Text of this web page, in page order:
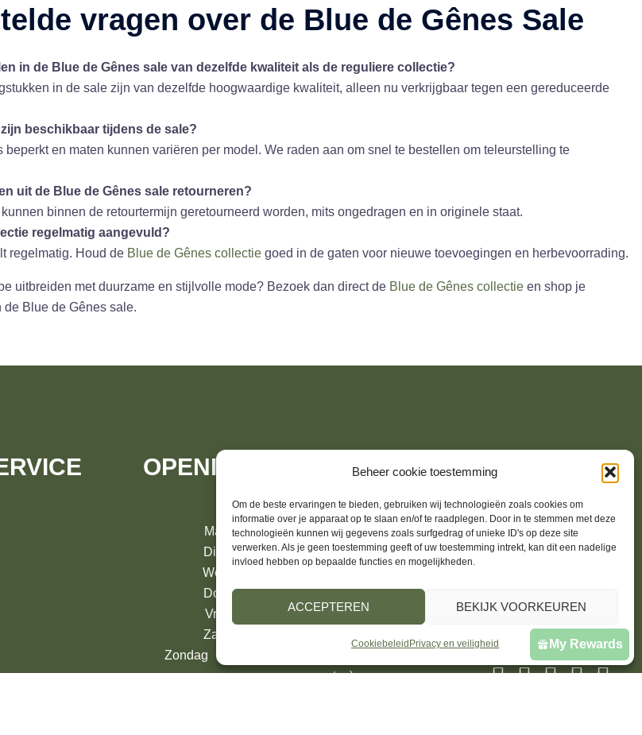
Beheer cookie toestemming
Om de beste ervaringen te bieden, gebruiken wij technologieën zoals cookies om
informatie over je apparaat op te slaan en/of te raadplegen. Door in te stemmen met deze
technologieën kunnen wij gegevens zoals surfgedrag of unieke ID's op deze site
verwerken. Als je geen toestemming geeft of uw toestemming intrekt, kan dit een nadelige
invloed hebben op bepaalde functies en mogelijkheden.
ACCEPTEREN BEKIJK VOORKEUREN
Cookiebeleid Privacy en veiligheid
vragen over de Blue de Gênes Sale
in de Blue de Gênes sale van dezelfde kwaliteit als de reguliere collectie?
in de sale zijn van dezelfde hoogwaardige kwaliteit, alleen nu verkrijgbaar tegen een gereduceerde
beschikbaar tijdens de sale?
beperkt en maten kunnen variëren per model. We raden aan om snel te bestellen om teleurstelling te
uit de Blue de Gênes sale retourneren?
binnen de retourtermijn geretourneerd worden, mits ongedragen en in originele staat.
regelmatig aangevuld?
regelmatig. Houd de Blue de Gênes collectie goed in de gaten voor nieuwe toevoegingen en herbevoorrading.
uitbreiden met duurzame en stijlvolle mode? Bezoek dan direct de Blue de Gênes collectie en shop je
de Blue de Gênes sale.
OPENINGSTIJDEN
Maandag 13:00 – 18:00
Dinsdag 10:00 – 18:00
Woensdag 10:00 – 18:00
Donderdag 10:00 – 18:00
Vrijdag 10:00 – 18:00
Zaterdag 10:00 – 17:00
Zondag 13:00 – 17:00 (m.u.v.
augustus)
BRANDSTOF
Leusderweg 174
3817KE Amersfoort
My Rewards